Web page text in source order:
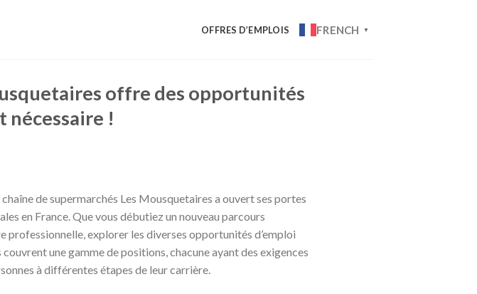
OFFRES D’EMPLOIS FRENCH ▼
offre des opportunités
nécessaire !
de supermarchés Les Mousquetaires a ouvert ses portes
en France. Que vous débutiez un nouveau parcours
explorer les diverses opportunités d’emploi
une gamme de positions, chacune ayant des exigences
à différentes étapes de leur carrière.